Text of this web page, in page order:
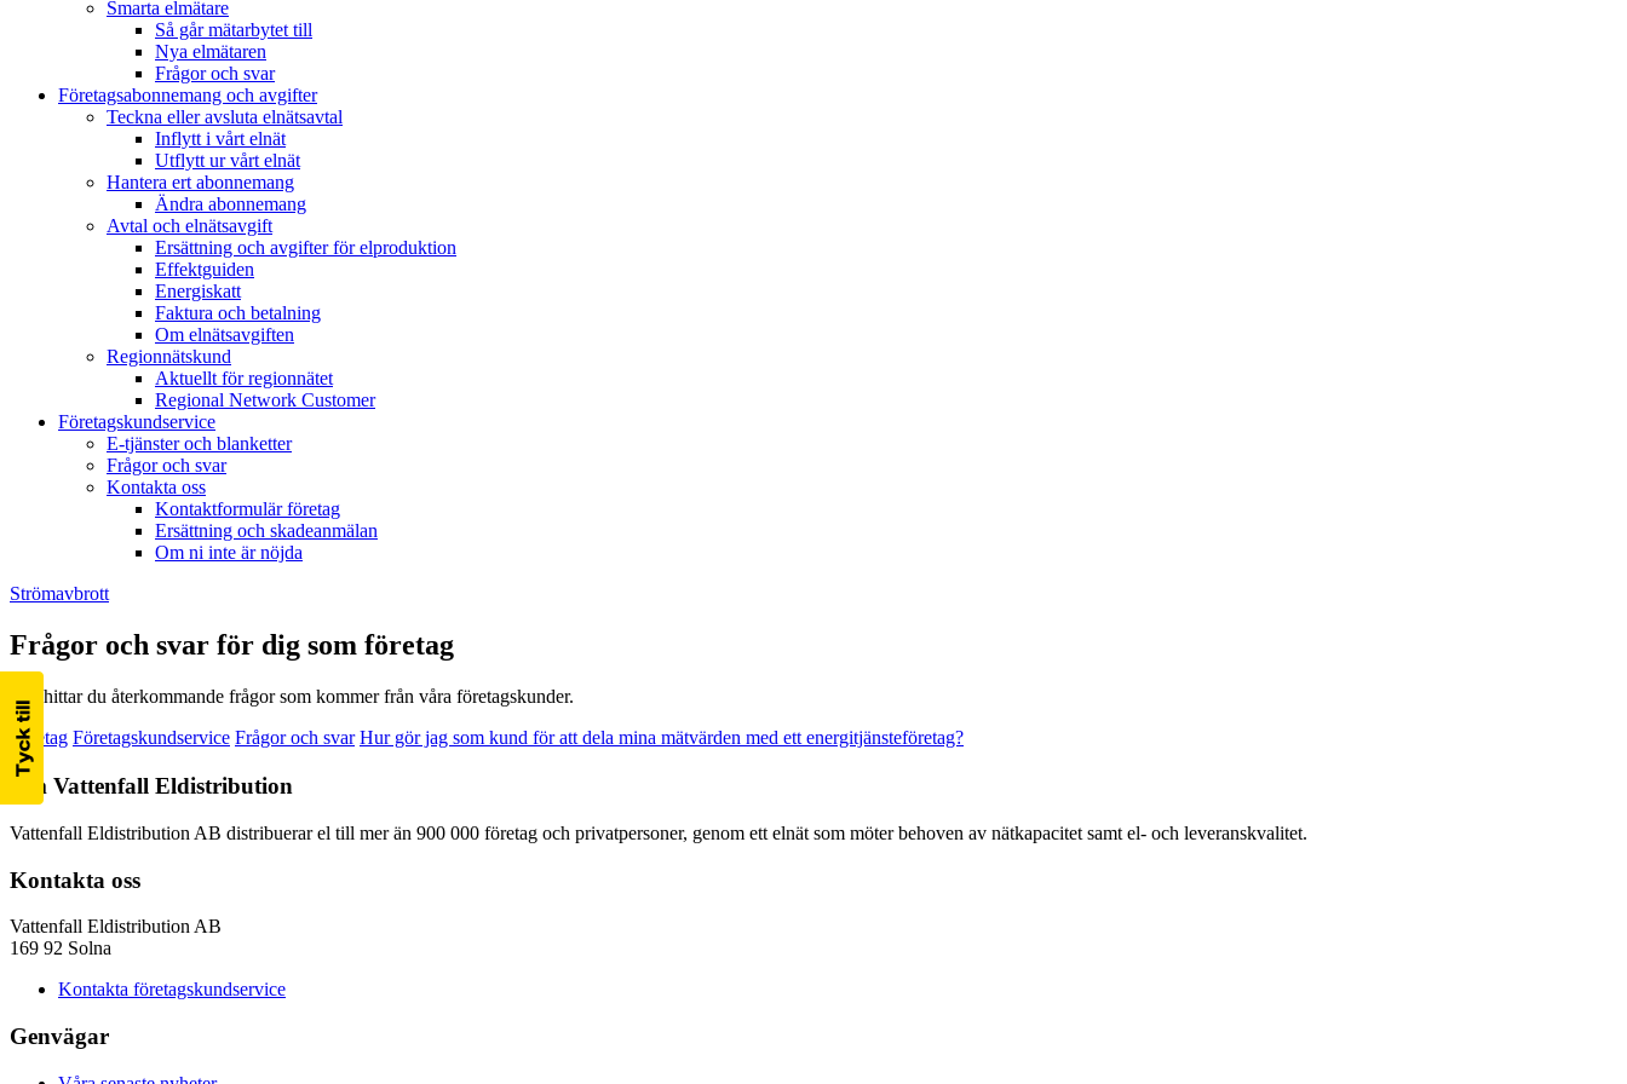
Smarta elmätare
Så går mätarbytet till
Nya elmätaren
Frågor och svar
Företagsabonnemang och avgifter
Teckna eller avsluta elnätsavtal
Inflytt i vårt elnät
Utflytt ur vårt elnät
Hantera ert abonnemang
Ändra abonnemang
Avtal och elnätsavgift
Ersättning och avgifter för elproduktion
Effektguiden
Energiskatt
Faktura och betalning
Om elnätsavgiften
Regionnätskund
Aktuellt för regionnätet
Regional Network Customer
Företagskundservice
E-tjänster och blanketter
Frågor och svar
Kontakta oss
Kontaktformulär företag
Ersättning och skadeanmälan
Om ni inte är nöjda
Strömavbrott
Frågor och svar för dig som företag
Här hittar du återkommande frågor som kommer från våra företagskunder.
Företag Företagskundservice Frågor och svar Hur gör jag som kund för att dela mina mätvärden med ett energitjänsteföretag?
Om Vattenfall Eldistribution
Vattenfall Eldistribution AB distribuerar el till mer än 900 000 företag och privatpersoner, genom ett elnät som möter behoven av nätkapacitet samt el- och leveranskvalitet.
Kontakta oss
Vattenfall Eldistribution AB
169 92 Solna
Kontakta företagskundservice
Genvägar